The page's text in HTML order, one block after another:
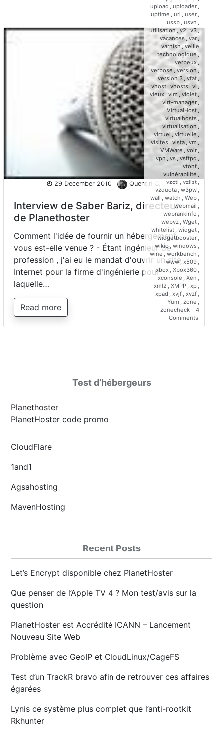
29 December 2010 Quentin C.
Interview de Saber Bariz, directeur
de Planethoster
Comment l'idée de fournir un hébergement
vous est-elle venue ? - Étant ingénieur de
profession , j'ai eu le mandat d'ouvrir un site
Internet pour la firme d'ingénierie pour
laquelle…
Read more
upload , uploader ,
uptime , url , user ,
ussb , usvn ,
utilisation,v2,v3,
vacances , var,
varnish , veille
technologique ,
verbeux ,
verbose ,version,
version 3 ,vfat ,
vhost , vhosts , vi ,
vieux , vim , violet,
virt-manager ,
VirtualHost ,
virtualhosts ,
virtualisation ,
virtuel, virtuelle ,
visites , vista , vm ,
VMWare , voir ,
vpn , vs , vsftpd ,
vtonf ,
vulnérabilité ,
vzctl , vzlist ,
vzquota , w3pw ,
wall , watch , Web ,
webmail ,
webrankinfo ,
webvz , Wget ,
whitelist , widget ,
widgetbooster ,
wikio, windows ,
wine , workbench ,
www, x509 ,
xbox , Xbox360 ,
xconsole , Xen ,
xml2 , XMPP , xp ,
xpad , xvjf , xvzf ,
Yum , zone ,
zonecheck
4
Commentson
Interview
Test d’hébergeurs
Planethoster
PlanetHoster code promo
CloudFlare
1and1
Agsahosting
MavenHosting
Recent Posts
Let’s Encrypt disponible chez PlanetHoster
Que penser de l’Apple TV 4 ? Mon test/avis sur la
question
PlanetHoster est Accrédité ICANN – Lancement
Nouveau Site Web
Problème avec GeoIP et CloudLinux/CageFS
Test d’un TrackR bravo afin de retrouver ces affaires
égarées
Lynis ce système plus complet que l’anti-rootkit
Rkhunter